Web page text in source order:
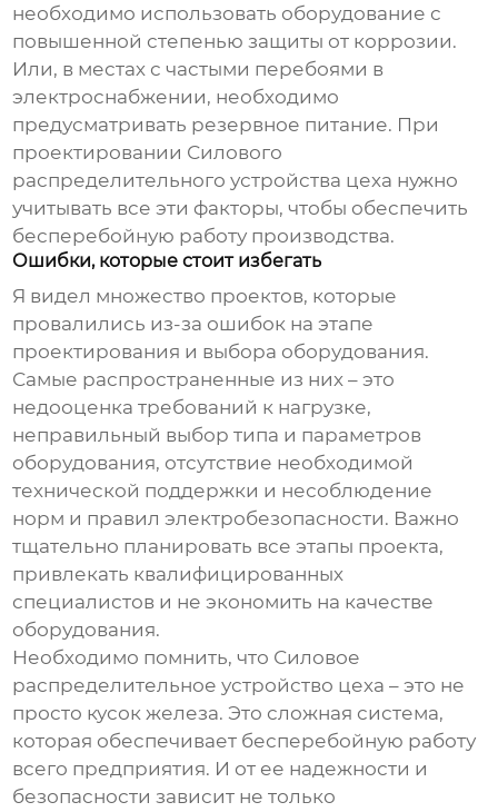
необходимо использовать оборудование с
повышенной степенью защиты от коррозии.
Или, в местах с частыми перебоями в
электроснабжении, необходимо
предусматривать резервное питание. При
проектировании Силового
распределительного устройства цеха нужно
учитывать все эти факторы, чтобы обеспечить
бесперебойную работу производства.
Ошибки, которые стоит избегать
Я видел множество проектов, которые
провалились из-за ошибок на этапе
проектирования и выбора оборудования.
Самые распространенные из них – это
недооценка требований к нагрузке,
неправильный выбор типа и параметров
оборудования, отсутствие необходимой
технической поддержки и несоблюдение
норм и правил электробезопасности. Важно
тщательно планировать все этапы проекта,
привлекать квалифицированных
специалистов и не экономить на качестве
оборудования.
Необходимо помнить, что Силовое
распределительное устройство цеха – это не
просто кусок железа. Это сложная система,
которая обеспечивает бесперебойную работу
всего предприятия. И от ее надежности и
безопасности зависит не только